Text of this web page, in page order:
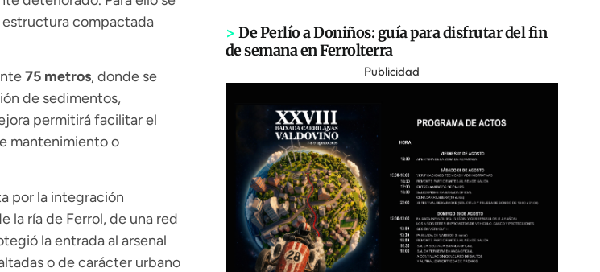
estructura compactada
75 metros, donde se
de sedimentos,
permitirá facilitar el
mantenimiento o
por la integración
la ría de Ferrol, de una red
la entrada al arsenal
o de carácter urbano
> De Perlío a Doniños: guía para disfrutar del fin
de semana en Ferrolterra
Publicidad